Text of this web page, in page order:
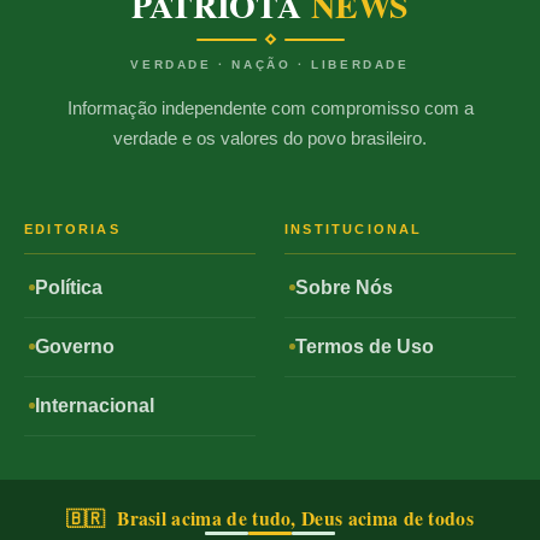
VERDADE · NAÇÃO · LIBERDADE
Informação independente com compromisso com a
verdade e os valores do povo brasileiro.
EDITORIAS
Política
Governo
Internacional
INSTITUCIONAL
Sobre Nós
Termos de Uso
🇧🇷 Brasil acima de tudo, Deus acima de todos